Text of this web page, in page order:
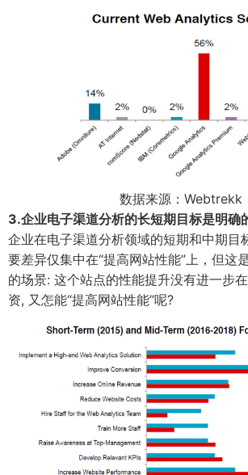
数据来源：Webtrekk
3.企业电子渠道分析的长短期目标是明确
企业在电子渠道分析领域的短期和中期目
要差异仅集中在“提高网站性能”上，但这
的场景: 这个站点的性能提升没有进一步
资, 又怎能“提高网站性能”呢?